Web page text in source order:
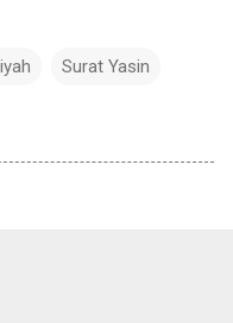
Surat Yasin